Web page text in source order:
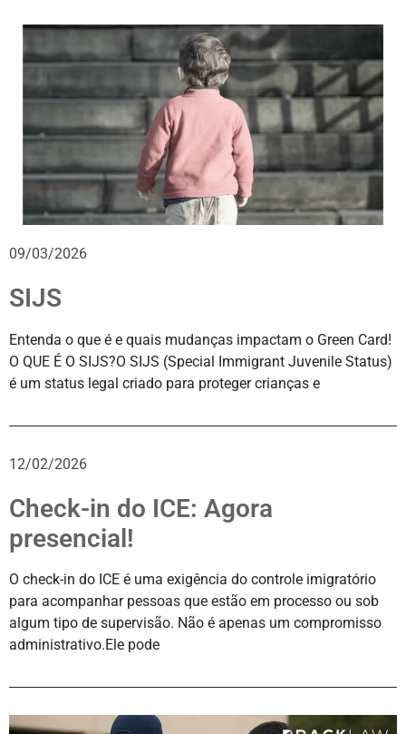
09/03/2026
SIJS
Entenda o que é e quais mudanças impactam o Green Card!
O QUE É O SIJS?O SIJS (Special Immigrant Juvenile Status)
é um status legal criado para proteger crianças e
12/02/2026
Check-in do ICE: Agora
presencial!
O check-in do ICE é uma exigência do controle imigratório
para acompanhar pessoas que estão em processo ou sob
algum tipo de supervisão. Não é apenas um compromisso
administrativo.Ele pode